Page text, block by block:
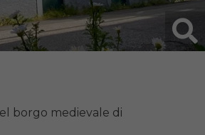
borgo medievale di